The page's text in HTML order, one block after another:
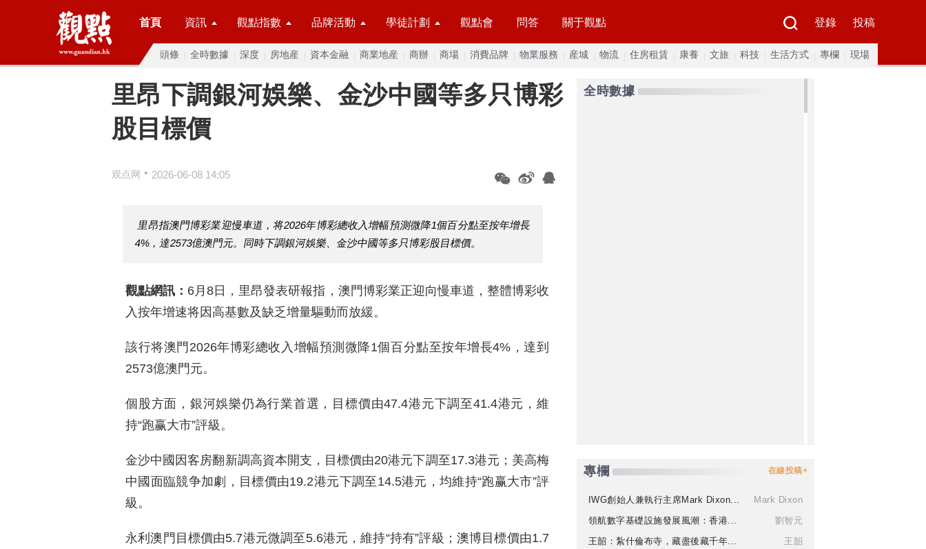
首頁 資訊 觀點指數 品牌活動 學徒計劃 觀點會 問答 關于觀點 登錄 投稿
頭條 全時數據 深度 房地産 資本金融 商業地産 商辦 商場 消費品牌 物業服務 産城 物流 住房租賃 康養 文旅 科技 生活方式 專欄 現場
里昂下調銀河娛樂、金沙中國等多只博彩
股目標價
观点网 • 2026-06-08 14:05
里昂指澳門博彩業迎慢車道，将2026年博彩總收入增幅預測微降1個百分點至按年增長
4%，達2573億澳門元。同時下調銀河娛樂、金沙中國等多只博彩股目標價。
觀點網訊： 6月8日，里昂發表研報指，澳門博彩業正迎向慢車道，整體博彩收
入按年增速将因高基數及缺乏增量驅動而放緩。
該行将澳門2026年博彩總收入增幅預測微降1個百分點至按年增長4%，達到
2573億澳門元。
個股方面，銀河娛樂仍為行業首選，目標價由47.4港元下調至41.4港元，維
持“跑赢大市”評級。
金沙中國因客房翻新調高資本開支，目標價由20港元下調至17.3港元；美高梅
中國面臨競争加劇，目標價由19.2港元下調至14.5港元，均維持“跑赢大市”評
級。
永利澳門目標價由5.7港元微調至5.6港元，維持“持有”評級；澳博目標價由1.7
全時數據
專欄 在線投稿+
IWG創始人兼執行主席Mark Dixon...
Mark Dixon
領航數字基礎設施發展風潮：香港...
劉智元
王韶：紮什倫布寺，藏盡後藏千年...
王韶